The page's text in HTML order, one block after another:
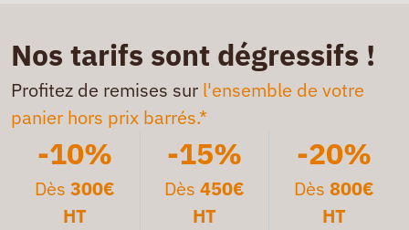
Nos tarifs sont dégressifs !
Profitez de remises sur l'ensemble de votre
panier hors prix barrés.*
-10%
Dès300€
HT
-15%
Dès 450€
HT
-20%
Dès 800€
HT